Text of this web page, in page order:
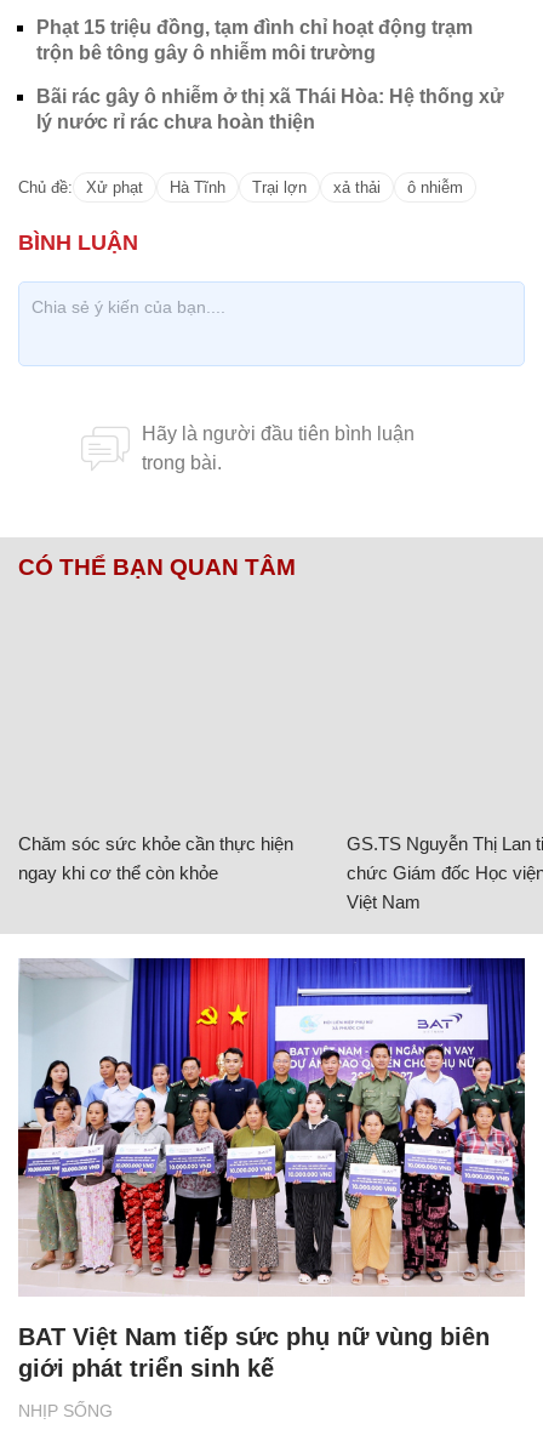
Phạt 15 triệu đồng, tạm đình chỉ hoạt động trạm
trộn bê tông gây ô nhiễm môi trường
Bãi rác gây ô nhiễm ở thị xã Thái Hòa: Hệ thống xử
lý nước rỉ rác chưa hoàn thiện
Chủ đề: Xử phạt Hà Tĩnh Trại lợn xả thải ô nhiễm
CÓ THỂ BẠN QUAN TÂM
Chăm sóc sức khỏe cần thực hiện
ngay khi cơ thể còn khỏe
GS.TS Nguyễn Thị Lan
chức Giám đốc Học
Việt Nam
NHỊP SỐNG
BAT Việt Nam tiếp sức phụ nữ vùng biên
giới phát triển sinh kế